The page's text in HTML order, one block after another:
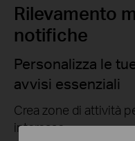
Rilevamento
notifiche
Personalizza le
avvisi essenziali
Crea zone di attività
interesse.